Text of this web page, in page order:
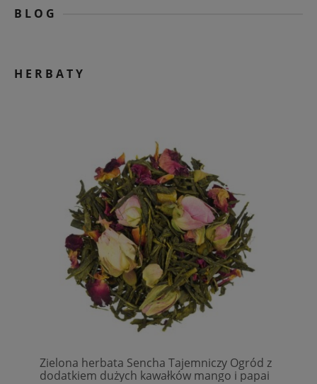
BLOG
HERBATY
Zielona herbata Sencha Tajemniczy Ogród z
dodatkiem dużych kawałków mango i papai